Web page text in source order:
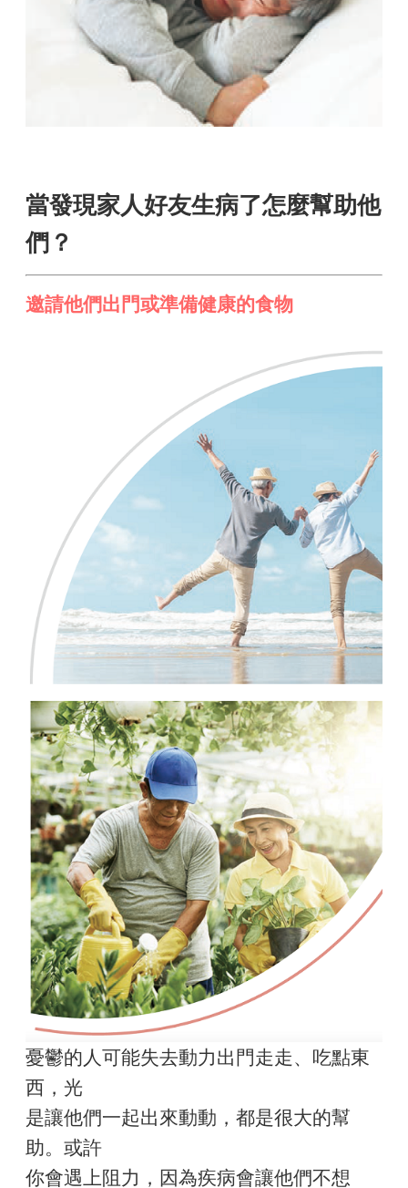
當發現家人好友生病了怎麼幫助他
們？
邀請他們出門或準備健康的食物
憂鬱的人可能失去動力出門走走、吃點東
西，光
是讓他們一起出來動動，都是很大的幫
助。或許
你會遇上阻力，因為疾病會讓他們不想